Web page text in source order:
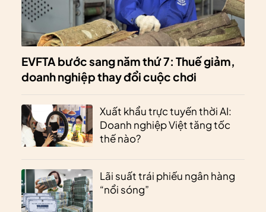
EVFTA bước sang năm thứ 7: Thuế giảm,
doanh nghiệp thay đổi cuộc chơi
Xuất khẩu trực tuyến thời AI:
Doanh nghiệp Việt tăng tốc
thế nào?
Lãi suất trái phiếu ngân hàng
“nổi sóng”